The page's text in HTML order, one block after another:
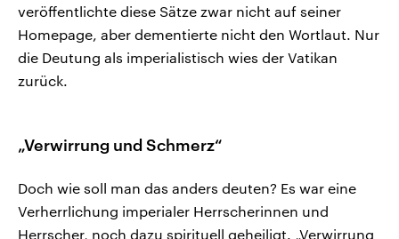
veröffentlichte diese Sätze zwar nicht auf seiner
Homepage, aber dementierte nicht den Wortlaut. Nur
die Deutung als imperialistisch wies der Vatikan
zurück.
„Verwirrung und Schmerz“
Doch wie soll man das anders deuten? Es war eine
Verherrlichung imperialer Herrscherinnen und
Herrscher, noch dazu spirituell geheiligt. „Verwirrung